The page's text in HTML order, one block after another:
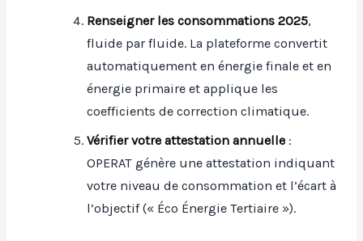
Renseigner les consommations 2025,
fluide par fluide. La plateforme convertit
automatiquement en énergie finale et en
énergie primaire et applique les
coefficients de correction climatique.
Vérifier votre attestation annuelle :
OPERAT génère une attestation indiquant
votre niveau de consommation et l’écart à
l’objectif (« Éco Énergie Tertiaire »).